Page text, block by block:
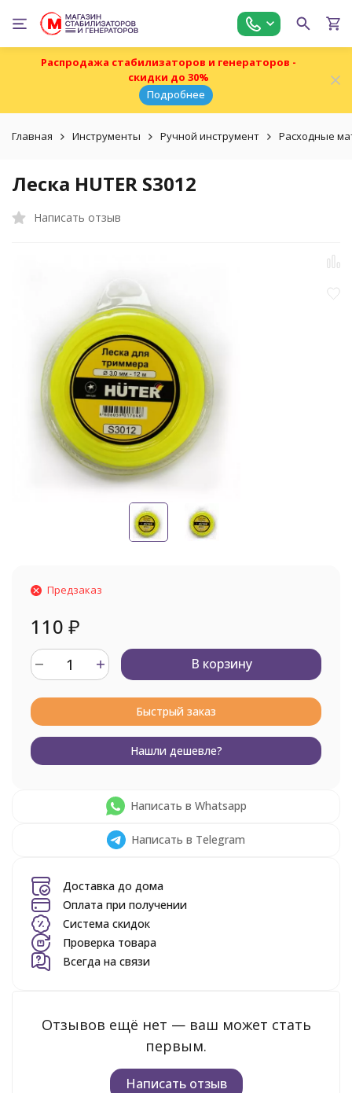
Распродажа стабилизаторов и генераторов -
скидки до 30%
Подробнее
Главная Инструменты Ручной инструмент Расходные
Леска HUTER S3012
Написать отзыв
Предзаказ
110 ₽
В корзину
Быстрый заказ
Нашли дешевле?
Написать в Whatsapp
Написать в Telegram
Доставка до дома
Оплата при получении
Система скидок
Проверка товара
Всегда на связи
Отзывов ещё нет — ваш может стать
первым.
Написать отзыв